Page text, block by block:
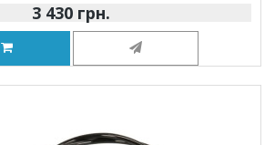
3 430 грн.